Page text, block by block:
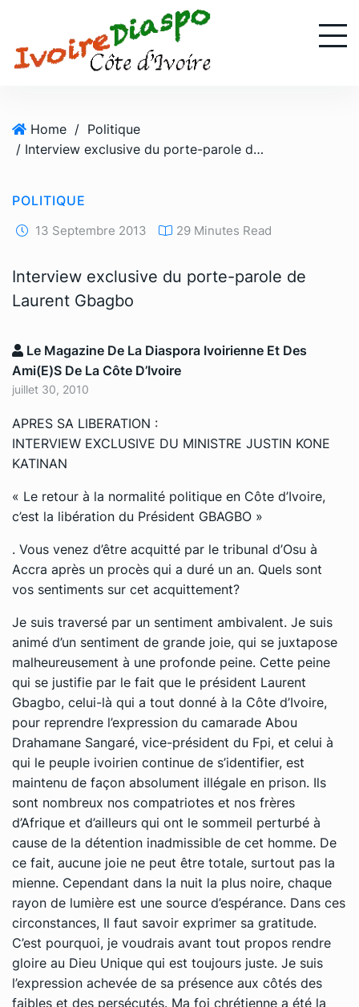
Home / Politique
/ Interview exclusive du porte-parole de Laurent Gbagbo
POLITIQUE
13 Septembre 2013 29 Minutes Read
Interview exclusive du porte-parole de
Laurent Gbagbo
Le Magazine De La Diaspora Ivoirienne Et Des
Ami(e)s De La Côte D’Ivoire
juillet 30, 2010
APRES SA LIBERATION :
INTERVIEW EXCLUSIVE DU MINISTRE JUSTIN KONE
KATINAN
« Le retour à la normalité politique en Côte d’Ivoire,
c’est la libération du Président GBAGBO »
. Vous venez d’être acquitté par le tribunal d’Osu à
Accra après un procès qui a duré un an. Quels sont
vos sentiments sur cet acquittement?
Je suis traversé par un sentiment ambivalent. Je suis
animé d’un sentiment de grande joie, qui se juxtapose
malheureusement à une profonde peine. Cette peine
qui se justifie par le fait que le président Laurent
Gbagbo, celui-là qui a tout donné à la Côte d’Ivoire,
pour reprendre l’expression du camarade Abou
Drahamane Sangaré, vice-président du Fpi, et celui à
qui le peuple ivoirien continue de s’identifier, est
maintenu de façon absolument illégale en prison. Ils
sont nombreux nos compatriotes et nos frères
d’Afrique et d’ailleurs qui ont le sommeil perturbé à
cause de la détention inadmissible de cet homme. De
ce fait, aucune joie ne peut être totale, surtout pas la
mienne. Cependant dans la nuit la plus noire, chaque
rayon de lumière est une source d’espérance. Dans ces
circonstances, Il faut savoir exprimer sa gratitude.
C’est pourquoi, je voudrais avant tout propos rendre
gloire au Dieu Unique qui est toujours juste. Je suis
l’expression achevée de sa présence aux côtés des
faibles et des persécutés. Ma foi chrétienne a été la